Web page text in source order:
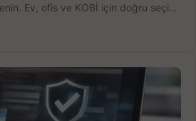
Ev, ofis ve KOBİ için doğru seçimi